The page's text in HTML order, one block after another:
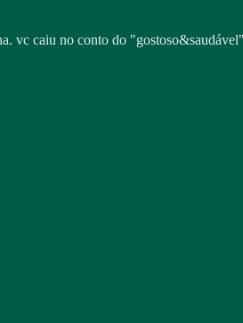
vc caiu no conto do